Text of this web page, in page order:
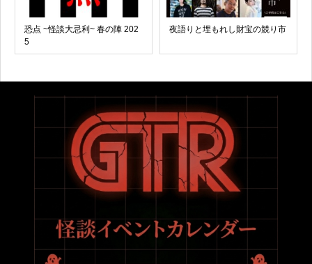
恐点 ~怪談大忌利~ 春の陣 202
5
夜語りと埋もれし財宝の競り市